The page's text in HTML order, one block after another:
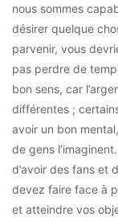
nous sommes
désirer quelque
parvenir, vous
pas perdre de
bon sens, car
différentes ;
avoir un bon
de gens
d’avoir des fans et
devez faire face à
et atteindre vos